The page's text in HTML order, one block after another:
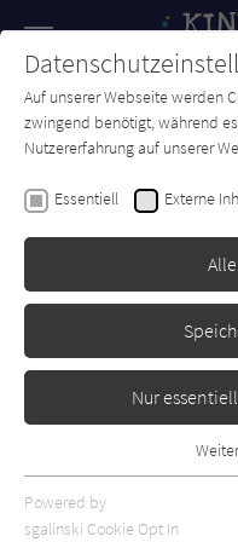
SUCHE Forum
Kai Pannen
Andro,
Loewe Erschienen: August
Auf unserer Webseite werden
zwingend benötigt, während
Nutzererfahrung auf unserer
Essentiell Externe
Nur
Essentielle Cookies werden
Webseite benötigt. Dadurch
Powered by
sgalinski Cookie Opt In